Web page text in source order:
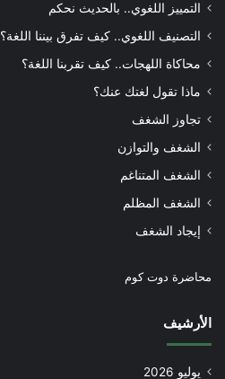
التمييز اللغوي.. بالحديث نحكم
التصنيف اللغوي.. كيف تفرق بيننا اللغة؟
محاكاة اللهجات.. كيف تقربنا اللغة؟
ماذا تقول لغتك عنك؟
تجاوز الشغف
الشغف والتوازن
الشغف المتناغم
الشغف المظلم
إيجاد الشغف
محاضرة دوت كوم
الأرشيف
يوليو 2026